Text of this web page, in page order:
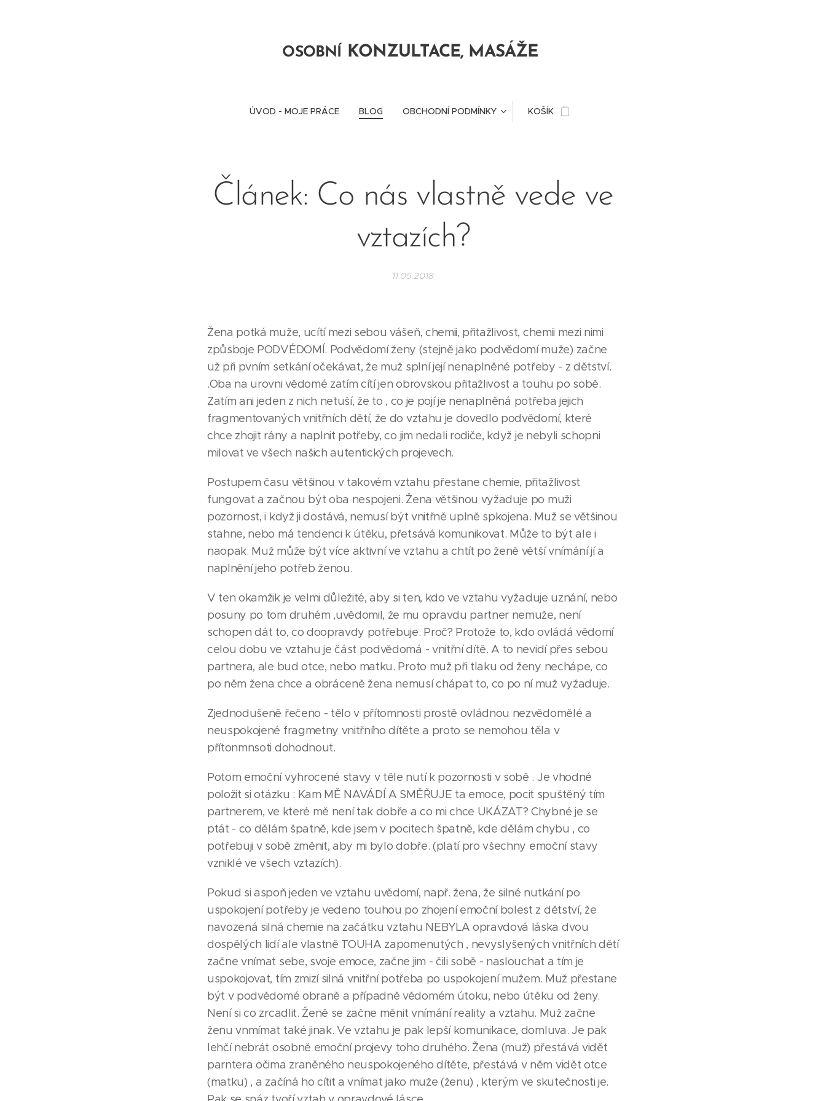
OSOBNÍ KONZULTACE, MASÁŽE
ÚVOD - MOJE PRÁCE BLOG OBCHODNÍ PODMÍNKY KOŠÍK
Článek: Co nás vlastně vede ve
vztazích?
11.05.2018
Žena potká muže, ucítí mezi sebou vášeň, chemii, přitažlivost, chemii mezi nimi
způsboje PODVÉDOMÍ. Podvědomí ženy (stejně jako podvědomí muže) začne
už při pvním setkání očekávat, že muž splní její nenaplněné potřeby - z dětství.
.Oba na urovni vědomé zatím cítí jen obrovskou přitažlivost a touhu po sobě.
Zatím ani jeden z nich netuší, že to , co je pojí je nenaplněná potřeba jejich
fragmentovaných vnitřních dětí, že do vztahu je dovedlo podvědomí, které
chce zhojit rány a naplnit potřeby, co jim nedali rodiče, když je nebyli schopni
milovat ve všech našich autentických projevech.
Postupem času většinou v takovém vztahu přestane chemie, přitažlivost
fungovat a začnou být oba nespojeni. Žena většinou vyžaduje po muži
pozornost, i když ji dostává, nemusí být vnitřně uplně spkojena. Muž se většinou
stahne, nebo má tendenci k útěku, přetsává komunikovat. Může to být ale i
naopak. Muž může být více aktivní ve vztahu a chtít po ženě větší vnímání jí a
naplnění jeho potřeb ženou.
V ten okamžik je velmi důležité, aby si ten, kdo ve vztahu vyžaduje uznání, nebo
posuny po tom druhém ,uvědomil, že mu opravdu partner nemuže, není
schopen dát to, co doopravdy potřebuje. Proč? Protože to, kdo ovládá vědomí
celou dobu ve vztahu je část podvědomá - vnitřní dítě. A to nevidí přes sebou
partnera, ale bud otce, nebo matku. Proto muž při tlaku od ženy nechápe, co
po něm žena chce a obráceně žena nemusí chápat to, co po ní muž vyžaduje.
Zjednodušeně řečeno - tělo v přítomnosti prostě ovládnou nezvědomělé a
neuspokojené fragmetny vnitřního dítěte a proto se nemohou těla v
přítonmnsoti dohodnout.
Potom emoční vyhrocené stavy v těle nutí k pozornosti v sobě . Je vhodné
položit si otázku : Kam MĚ NAVÁDÍ A SMĚŘUJE ta emoce, pocit spuštěný tím
partnerem, ve které mě není tak dobře a co mi chce UKÁZAT? Chybné je se
ptát - co dělám špatně, kde jsem v pocitech špatně, kde dělám chybu , co
potřebuji v sobě změnit, aby mi bylo dobře. (platí pro všechny emoční stavy
vzniklé ve všech vztazích).
Pokud si aspoň jeden ve vztahu uvědomí, např. žena, že silné nutkání po
uspokojení potřeby je vedeno touhou po zhojení emoční bolest z dětství, že
navozená silná chemie na začátku vztahu NEBYLA opravdová láska dvou
dospělých lidí ale vlastně TOUHA zapomenutých , nevyslyšených vnitřních dětí
začne vnímat sebe, svoje emoce, začne jim - čili sobě - naslouchat a tím je
uspokojovat, tím zmizí silná vnitřní potřeba po uspokojení mužem. Muž přestane
být v podvědomé obraně a případně vědomém útoku, nebo útěku od ženy.
Není si co zrcadlit. Ženě se začne měnit vnímání reality a vztahu. Muž začne
ženu vnmímat také jinak. Ve vztahu je pak lepší komunikace, domluva. Je pak
lehčí nebrát osobně emoční projevy toho druhého. Žena (muž) přestává vidět
parntera očima zraněného neuspokojeného dítěte, přestává v něm vidět otce
(matku) , a začíná ho cítit a vnímat jako muže (ženu) , kterým ve skutečnosti je.